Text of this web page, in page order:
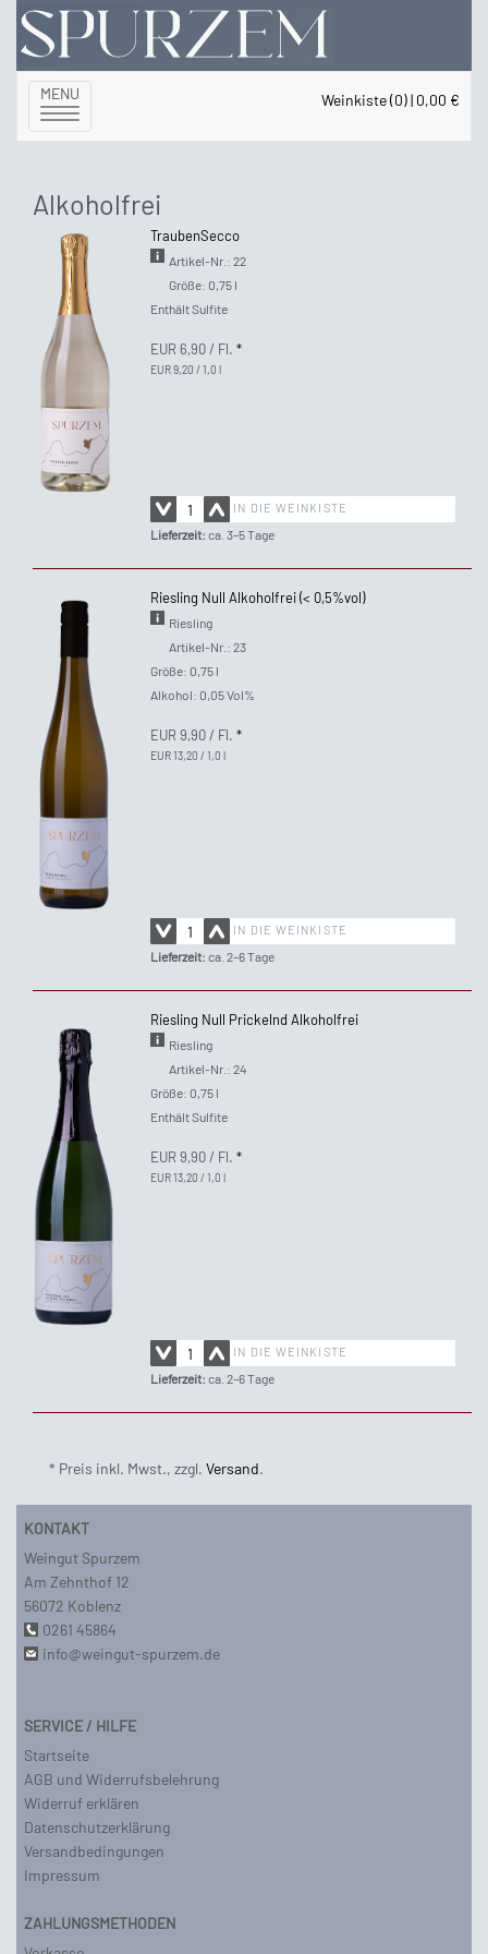
MENU
Toggle
navigation
Weinkiste (0) | 0,00 €
Alkoholfrei
TraubenSecco
Artikel-Nr.: 22
Größe: 0,75 l
Enthält Sulfite
EUR 6,90/ Fl. *
EUR 9,20 / 1,0 l
IN DIE WEINKISTE
Lieferzeit: ca. 3–5 Tage
Riesling Null Alkoholfrei (< 0,5%vol)
Riesling
Artikel-Nr.: 23
Größe: 0,75 l
Alkohol: 0,05 Vol%
EUR 9,90/ Fl. *
EUR 13,20 / 1,0 l
IN DIE WEINKISTE
Lieferzeit: ca. 2–6 Tage
Riesling Null Prickelnd Alkoholfrei
Riesling
Artikel-Nr.: 24
Größe: 0,75 l
Enthält Sulfite
EUR 9,90/ Fl. *
EUR 13,20 / 1,0 l
IN DIE WEINKISTE
Lieferzeit: ca. 2–6 Tage
* Preis inkl. Mwst., zzgl. Versand.
KONTAKT
Weingut Spurzem
Am Zehnthof 12
56072 Koblenz
0261 45864
info@weingut-spurzem.de
SERVICE / HILFE
Startseite
AGB und Widerrufsbelehrung
Widerruf erklären
Datenschutzerklärung
Versandbedingungen
Impressum
ZAHLUNGSMETHODEN